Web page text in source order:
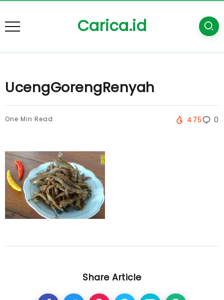
Carica.id
UcengGorengRenyah
One Min Read 475 0
Share Article